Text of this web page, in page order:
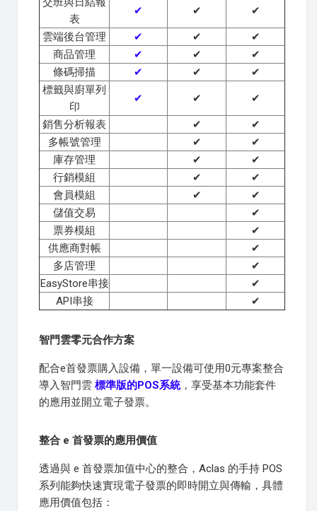
表
✔ ✔ ✔
雲端後台管理 ✔ ✔
✔
商品管理
✔ ✔
✔
條碼掃描
✔ ✔
✔
標籤與廚單列
印
✔ ✔ ✔
銷售分析報表 ✔
✔
多帳號管理
✔
✔
庫存管理
✔
✔
行銷模組
✔
✔
會員模組
✔
✔
儲值交易
✔
票券模組
✔
供應商對帳
✔
多店管理
✔
EasyStore串接
✔
API串接
✔
智門雲零元合作方案
配合e首發票購入設備，單一設備可使用0元專案整合
導入智門雲 標準版的POS系統，享受基本功能套件
的應用並開立電子發票。
整合 e 首發票的應用價值
透過與 e 首發票加值中心的整合，Aclas 的手持 POS
系列能夠快速實現電子發票的即時開立與傳輸，具體
應用價值包括：